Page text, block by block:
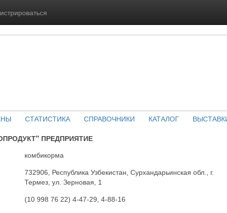
СТАТИСТИКА СПРАВОЧНИКИ КАТАЛОГ
ПРЕДПРИЯТИЕ
комбикорма
732906, Республика Узбекистан, Сурхандарьинская обл., г.
Термез, ул. Зерновая, 1
(10 998 76 22) 4-47-29, 4-88-16